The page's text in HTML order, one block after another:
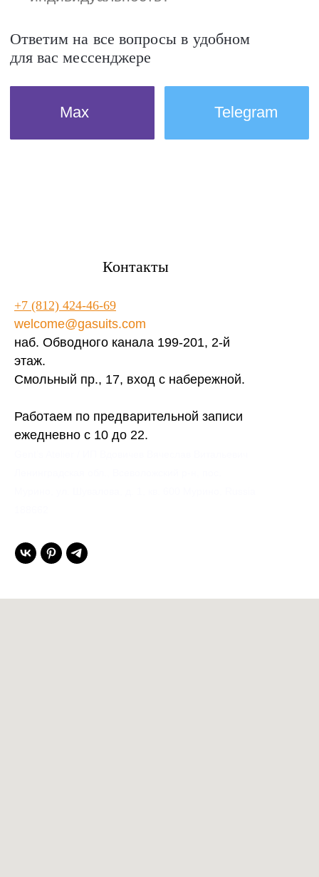
Контакты
+7 (812) 424-46-69
welcome@gasuits.com
наб. Обводного канала 199-201, 2-й
этаж.
Смольный пр., 17, вход с набережной.
Работаем по предварительной записи
ежедневно с 10 до 22.